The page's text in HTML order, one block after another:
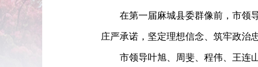
在第一届麻城县委群像前，市领
庄严承诺，坚定理想信念、筑牢政治忠
市领导叶旭、周斐、程伟、王连